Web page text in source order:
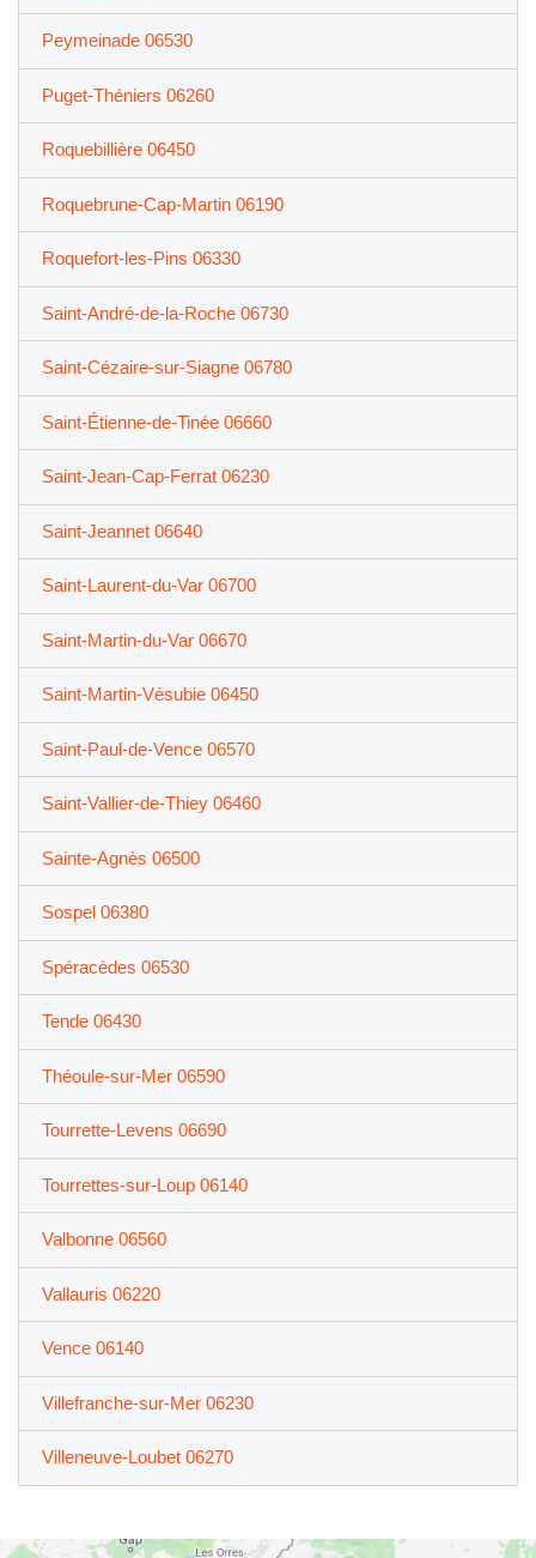
Peymeinade 06530
Puget-Théniers 06260
Roquebillière 06450
Roquebrune-Cap-Martin 06190
Roquefort-les-Pins 06330
Saint-André-de-la-Roche 06730
Saint-Cézaire-sur-Siagne 06780
Saint-Étienne-de-Tinée 06660
Saint-Jean-Cap-Ferrat 06230
Saint-Jeannet 06640
Saint-Laurent-du-Var 06700
Saint-Martin-du-Var 06670
Saint-Martin-Vésubie 06450
Saint-Paul-de-Vence 06570
Saint-Vallier-de-Thiey 06460
Sainte-Agnès 06500
Sospel 06380
Spéracèdes 06530
Tende 06430
Théoule-sur-Mer 06590
Tourrette-Levens 06690
Tourrettes-sur-Loup 06140
Valbonne 06560
Vallauris 06220
Vence 06140
Villefranche-sur-Mer 06230
Villeneuve-Loubet 06270